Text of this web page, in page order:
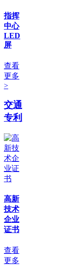
指挥
中心
LED
屏
查看
更多
>
交通
专利
高新
技术
企业
证书
查看
更多